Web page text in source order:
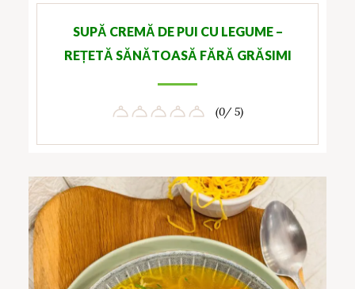
SUPĂ CREMĂ DE PUI CU LEGUME –
REȚETĂ SĂNĂTOASĂ FĂRĂ GRĂSIMI
(0/ 5)